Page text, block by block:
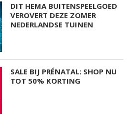
DIT HEMA BUITENSPEELGOED
VEROVERT DEZE ZOMER
NEDERLANDSE TUINEN
SALE BIJ PRÉNATAL: SHOP NU
TOT 50% KORTING